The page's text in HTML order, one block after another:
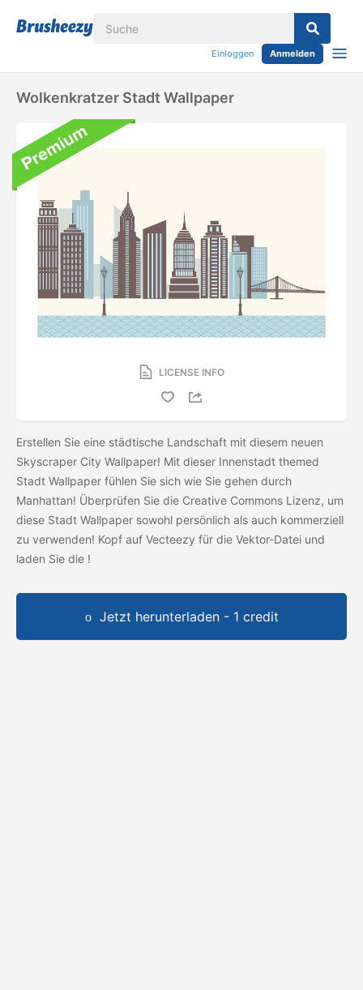
Einloggen Anmelden
Wolkenkratzer Stadt Wallpaper
LICENSE INFO
Erstellen Sie eine städtische Landschaft mit diesem neuen
Skyscraper City Wallpaper! Mit dieser Innenstadt themed
Stadt Wallpaper fühlen Sie sich wie Sie gehen durch
Manhattan! Überprüfen Sie die Creative Commons Lizenz, um
diese Stadt Wallpaper sowohl persönlich als auch kommerziell
zu verwenden! Kopf auf Vecteezy für die Vektor-Datei und
laden Sie die !
Jetzt herunterladen - 1 credit